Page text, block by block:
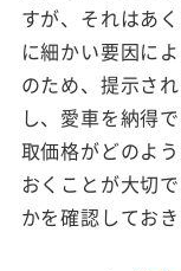
すが、それはあ
に細かい要因に
のため、提示さ
し、愛車を納得
取価格がどのよ
おくことが大切
かを確認しておき